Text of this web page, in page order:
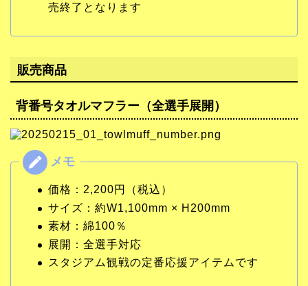
売終了となります
販売商品
背番号タオルマフラー（全選手展開）
価格：2,200円（税込）
サイズ：約W1,100mm × H200mm
素材：綿100％
展開：全選手対応
スタジアム観戦の定番応援アイテムです